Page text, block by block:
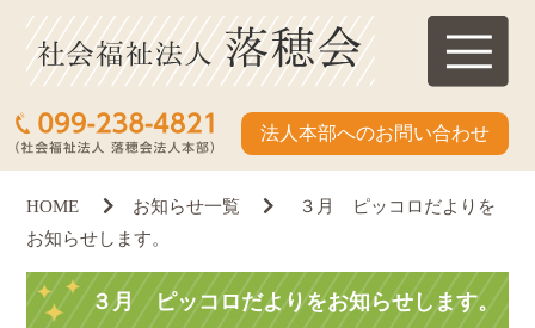
法人本部へのお問い合わせ
HOME お知らせ一覧
３月 ピッコロだよりを
お知らせします。
３月 ピッコロだよりをお知らせします。